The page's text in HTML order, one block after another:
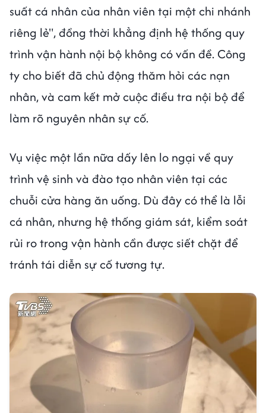
suất cá nhân của nhân viên tại một chi nhánh
riêng lẻ", đồng thời khẳng định hệ thống quy
trình vận hành nội bộ không có vấn đề. Công
ty cho biết đã chủ động thăm hỏi các nạn
nhân, và cam kết mở cuộc điều tra nội bộ để
làm rõ nguyên nhân sự cố.
Vụ việc một lần nữa dấy lên lo ngại về quy
trình vệ sinh và đào tạo nhân viên tại các
chuỗi cửa hàng ăn uống. Dù đây có thể là lỗi
cá nhân, nhưng hệ thống giám sát, kiểm soát
rủi ro trong vận hành cần được siết chặt để
tránh tái diễn sự cố tương tự.